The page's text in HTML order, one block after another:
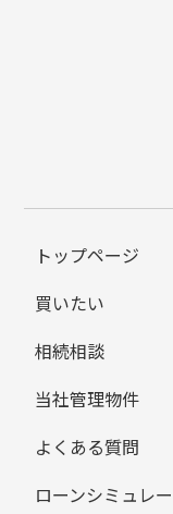
トップページ
買いたい
相続相談
当社管理物件
よくある質問
ローンシミュレ